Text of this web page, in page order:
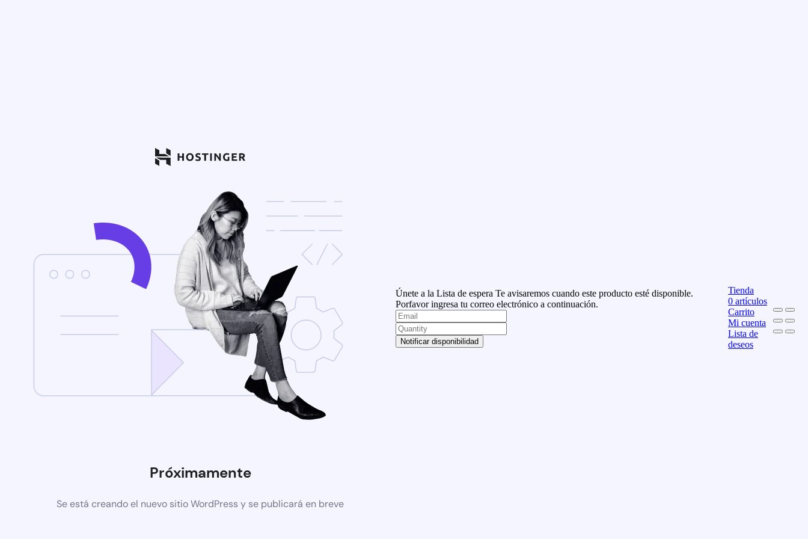
Próximamente
Se está creando el nuevo sitio WordPress y se publicará en breve
Únete a la Lista de espera Te avisaremos cuando este producto esté disponible.
Porfavor ingresa tu correo electrónico a continuación.
Notificar disponibilidad
Tienda
0 artículos
Carrito
Mi cuenta
Lista de
deseos